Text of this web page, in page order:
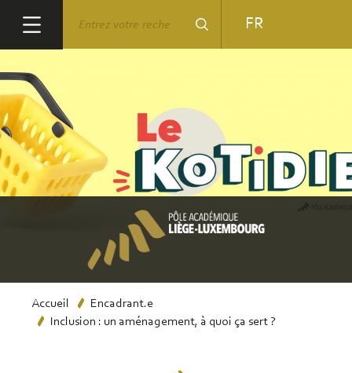
FR
d'Ariane
Accueil
Encadrant.e
Inclusion : un aménagement, à quoi ça sert ?